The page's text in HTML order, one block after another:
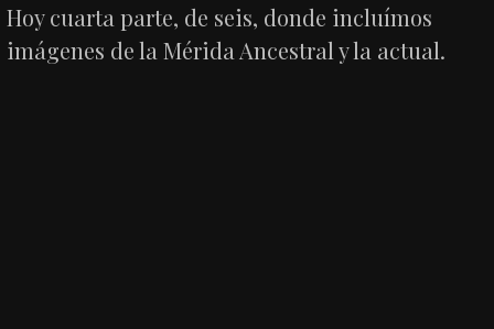
Hoy cuarta parte, de seis, donde incluímos
imágenes de la Mérida Ancestral y la actual.